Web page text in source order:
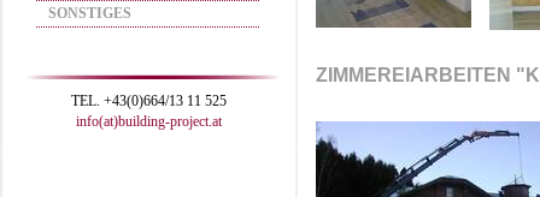
SONSTIGES
TEL. +43(0)664/13 11 525
info(at)building-project.at
ZIMMEREIARBEITEN